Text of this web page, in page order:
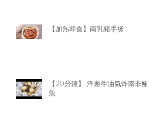
【加熱即食】南乳豬手煲
【20分鐘】 洋蔥牛油氣炸南非鮑
魚